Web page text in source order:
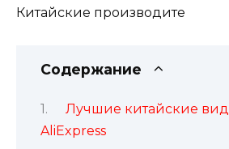
Китайские производите
Содержание
Лучшие китайские
AliExpress